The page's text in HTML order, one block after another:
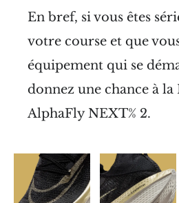
En bref, si vous êtes
votre course et que
équipement qui se
donnez une chance à
AlphaFly NEXT% 2.